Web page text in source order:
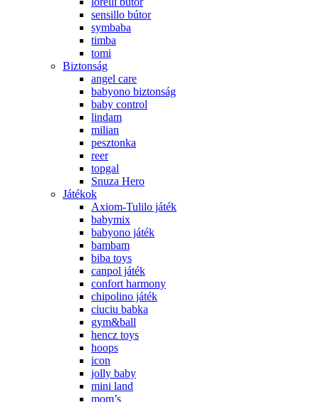
sensillo bútor
symbaba
timba
tomi
Biztonság
angel care
babyono biztonság
baby control
lindam
milian
pesztonka
reer
topgal
Snuza Hero
Játékok
Axiom-Tulilo játék
babymix
babyono játék
bambam
biba toys
canpol játék
confort harmony
chipolino játék
ciuciu babka
gym&ball
hencz toys
hoops
icon
jolly baby
mini land
mom’s